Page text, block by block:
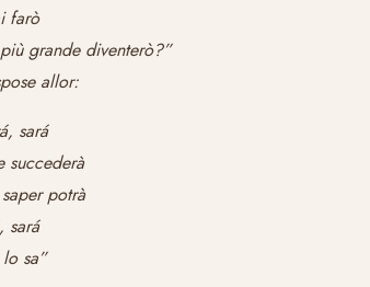
farò
grande diventerò?”
allor:
sará
succederà
potrà
sará
lo sa”